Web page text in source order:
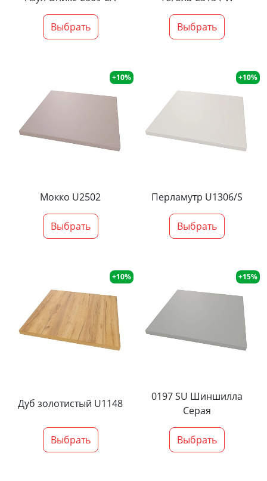
Выбрать Выбрать
+10%
Мокко U2502
Выбрать
+10%
Перламутр U1306/S
Выбрать
+10%
Дуб золотистый U1148
Выбрать
+15%
0197 SU Шиншилла
Серая
Выбрать